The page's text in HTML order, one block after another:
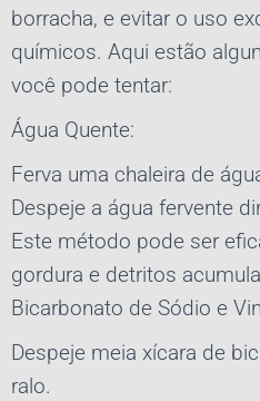
borracha, e evitar o uso
químicos. Aqui estão
você pode tentar:
Água Quente:
Ferva uma chaleira de
Despeje a água fervente
Este método pode ser
gordura e detritos
Bicarbonato de Sódio e
Despeje meia xícara de
ralo.